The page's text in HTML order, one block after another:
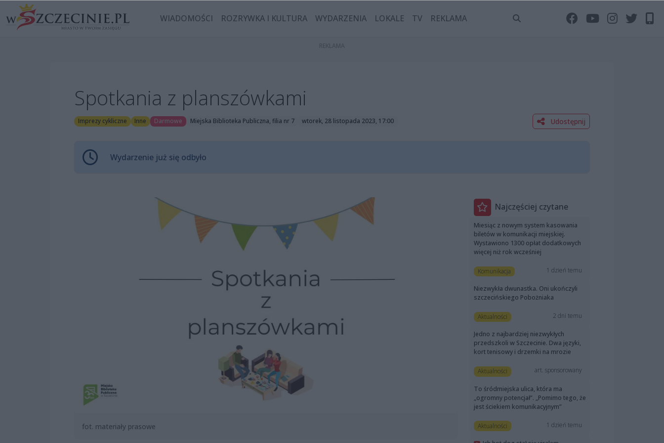
WIADOMOŚCI ROZRYWKA I KULTURA WYDARZENIA LOKALE TV REKLAMA
Spotkania z planszówkami
Imprezy cykliczne Inne Darmowe Miejska Biblioteka Publiczna, filia nr 7 wtorek, 28 listopada 2023, 17:00 Udostępnij
Wydarzenie już się odbyło
fot. materiały prasowe
Najczęściej czytane
Miesiąc z nowym system kasowania
biletów w komunikacji miejskiej.
Wystawiono 1300 opłat dodatkowych
więcej niż rok wcześniej
Komunikacja 1 dzień temu
Niezwykła dwunastka. Oni ukończyli
szczecińskiego Pobożniaka
Aktualności 2 dni temu
Jedno z najbardziej niezwykłych
przedszkoli w Szczecinie. Dwa języki,
kort tenisowy i drzemki na mrozie
Aktualności art. sponsorowany
To śródmiejska ulica, która ma
„ogromny potencjał”. „Pomimo tego, że
jest ściekiem komunikacyjnym”
Aktualności 1 dzień temu